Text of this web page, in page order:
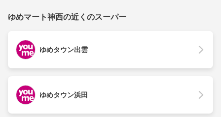
ゆめマート神西の近くのスーパー
ゆめタウン出雲
ゆめタウン浜田